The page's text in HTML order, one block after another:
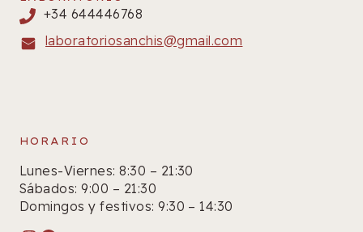
+34 644446768
laboratoriosanchis@gmail.com
HORARIO
Lunes-Viernes: 8:30 – 21:30
Sábados: 9:00 – 21:30
Domingos y festivos: 9:30 – 14:30